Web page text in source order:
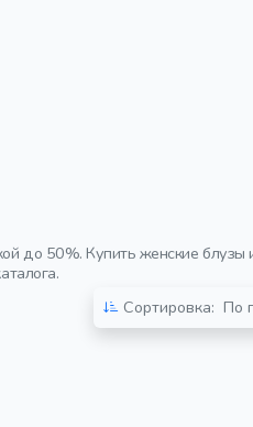
до 50%. Купить женские блузы
Сортировка: По